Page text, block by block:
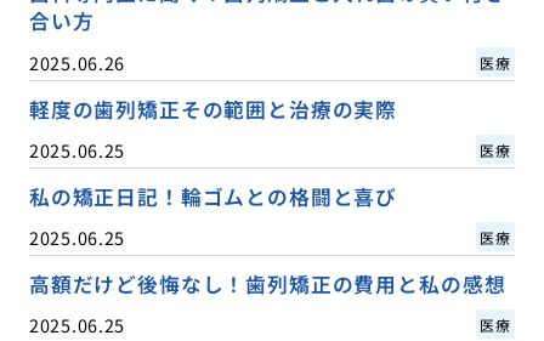
合い方
2025.06.26 医療
軽度の歯列矯正その範囲と治療の実際
2025.06.25 医療
私の矯正日記！輪ゴムとの格闘と喜び
2025.06.25 医療
高額だけど後悔なし！歯列矯正の費用と私の感想
2025.06.25 医療